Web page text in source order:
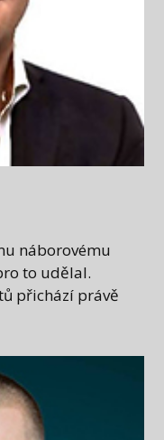
náborovému
to udělal.
přichází právě